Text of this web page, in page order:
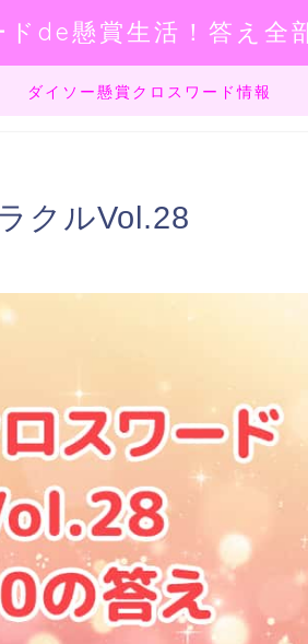
ドde懸賞生活！答え全
ダイソー懸賞クロスワード情報
クルVol.28